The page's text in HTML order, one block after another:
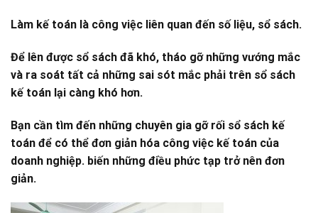
Làm kế toán là công việc liên quan đến số liệu, sổ sách.
Để lên được sổ sách đã khó, tháo gỡ những vướng mắc
và ra soát tất cả những sai sót mắc phải trên sổ sách
kế toán lại càng khó hơn.
Bạn cần tìm đến những chuyên gia gỡ rối sổ sách kế
toán để có thể đơn giản hóa công việc kế toán của
doanh nghiệp. biến những điều phức tạp trở nên đơn
giản.